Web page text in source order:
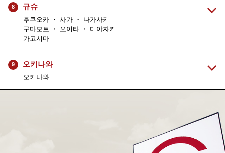
8 규슈
후쿠오카 ・ 사가 ・ 나가사키
구마모토 ・ 오이타 ・ 미야자키
가고시마
9 오키나와
오키나와